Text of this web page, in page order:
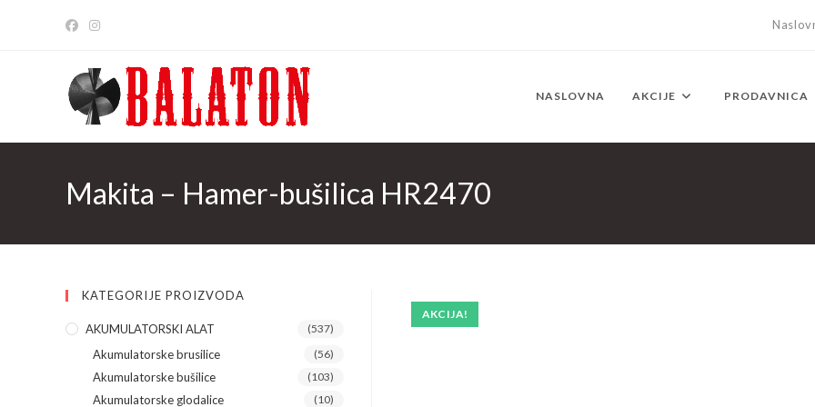
NASLOVNA AKCIJE PRODAVNICA
Makita – Hamer-bušilica HR2470
AKCIJA!
KATEGORIJE PROIZVODA
AKUMULATORSKI ALAT (537)
Akumulatorske brusilice (56)
Akumulatorske bušilice (103)
Akumulatorske glodalice (10)